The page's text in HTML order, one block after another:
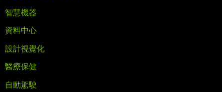
智慧機器
資料中心
設計視覺化
醫療保健
自動駕駛